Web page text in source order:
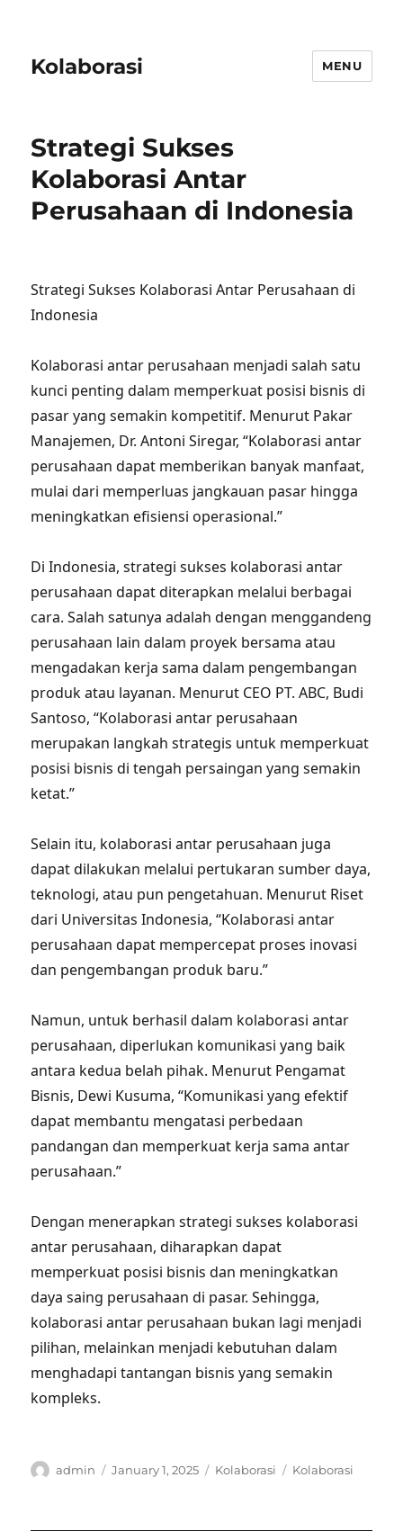
Kolaborasi MENU
Strategi Sukses
Kolaborasi Antar
Perusahaan di Indonesia
Strategi Sukses Kolaborasi Antar Perusahaan di
Indonesia
Kolaborasi antar perusahaan menjadi salah satu
kunci penting dalam memperkuat posisi bisnis di
pasar yang semakin kompetitif. Menurut Pakar
Manajemen, Dr. Antoni Siregar, “Kolaborasi antar
perusahaan dapat memberikan banyak manfaat,
mulai dari memperluas jangkauan pasar hingga
meningkatkan efisiensi operasional.”
Di Indonesia, strategi sukses kolaborasi antar
perusahaan dapat diterapkan melalui berbagai
cara. Salah satunya adalah dengan menggandeng
perusahaan lain dalam proyek bersama atau
mengadakan kerja sama dalam pengembangan
produk atau layanan. Menurut CEO PT. ABC, Budi
Santoso, “Kolaborasi antar perusahaan
merupakan langkah strategis untuk memperkuat
posisi bisnis di tengah persaingan yang semakin
ketat.”
Selain itu, kolaborasi antar perusahaan juga
dapat dilakukan melalui pertukaran sumber daya,
teknologi, atau pun pengetahuan. Menurut Riset
dari Universitas Indonesia, “Kolaborasi antar
perusahaan dapat mempercepat proses inovasi
dan pengembangan produk baru.”
Namun, untuk berhasil dalam kolaborasi antar
perusahaan, diperlukan komunikasi yang baik
antara kedua belah pihak. Menurut Pengamat
Bisnis, Dewi Kusuma, “Komunikasi yang efektif
dapat membantu mengatasi perbedaan
pandangan dan memperkuat kerja sama antar
perusahaan.”
Dengan menerapkan strategi sukses kolaborasi
antar perusahaan, diharapkan dapat
memperkuat posisi bisnis dan meningkatkan
daya saing perusahaan di pasar. Sehingga,
kolaborasi antar perusahaan bukan lagi menjadi
pilihan, melainkan menjadi kebutuhan dalam
menghadapi tantangan bisnis yang semakin
kompleks.
Author
admin
Posted
January 1, 2025 Categories
Kolaborasi Tags
Kolaborasi